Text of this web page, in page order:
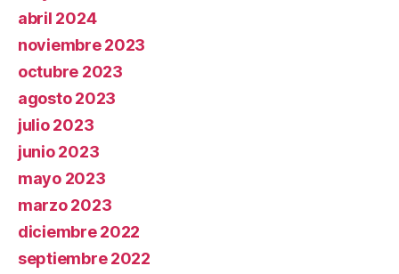
abril 2024
noviembre 2023
octubre 2023
agosto 2023
julio 2023
junio 2023
mayo 2023
marzo 2023
diciembre 2022
septiembre 2022